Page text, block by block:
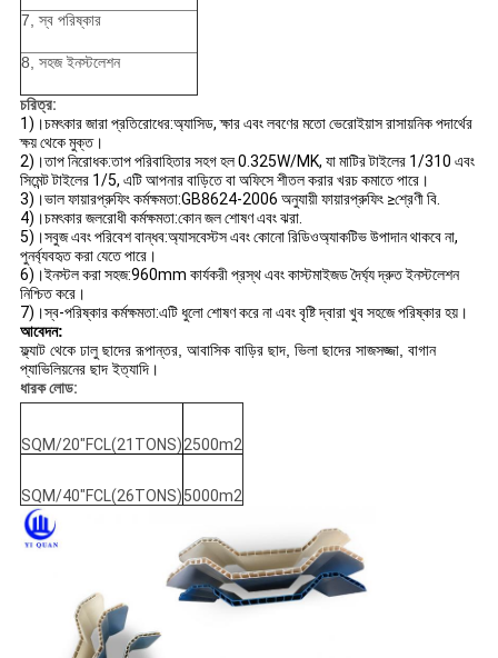
7, স্ব পরিষ্কার
8, সহজ ইনস্টলেশন
চরিত্র:
1)।চমৎকার জারা প্রতিরোধের:অ্যাসিড, ক্ষার এবং লবণের মতো ভেরোইয়াস রাসায়নিক পদার্থের
ক্ষয় থেকে মুক্ত।
2)।তাপ নিরোধক:তাপ পরিবাহিতার সহগ হল 0.325W/MK, যা মাটির টাইলের 1/310 এবং
সিমেন্ট টাইলের 1/5, এটি আপনার বাড়িতে বা অফিসে শীতল করার খরচ কমাতে পারে।
3)।ভাল ফায়ারপ্রুফিং কর্মক্ষমতা:GB8624-2006 অনুযায়ী ফায়ারপ্রুফিং ≥শ্রেণী বি.
4)।চমৎকার জলরোধী কর্মক্ষমতা:কোন জল শোষণ এবং ঝরা.
5)।সবুজ এবং পরিবেশ বান্ধব:অ্যাসবেস্টস এবং কোনো রিডিওঅ্যাকটিভ উপাদান থাকবে না,
পুনর্ব্যবহৃত করা যেতে পারে।
6)।ইনস্টল করা সহজ:960mm কার্যকরী প্রস্থ এবং কাস্টমাইজড দৈর্ঘ্য দ্রুত ইনস্টলেশন
নিশ্চিত করে।
7)।স্ব-পরিষ্কার কর্মক্ষমতা:এটি ধুলো শোষণ করে না এবং বৃষ্টি দ্বারা খুব সহজে পরিষ্কার হয়।
আবেদন:
ফ্ল্যাট থেকে ঢালু ছাদের রূপান্তর, আবাসিক বাড়ির ছাদ, ভিলা ছাদের সাজসজ্জা, বাগান
প্যাভিলিয়নের ছাদ ইত্যাদি।
ধারক লোড:
SQM/20"FCL(21TONS)2500m2
SQM/40"FCL(26TONS)5000m2